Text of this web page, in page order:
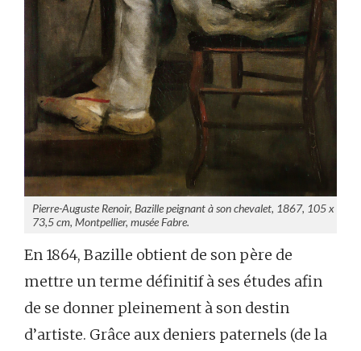
Pierre-Auguste Renoir, Bazille peignant à son chevalet, 1867, 105 x
73,5 cm, Montpellier, musée Fabre.
En 1864, Bazille obtient de son père de
mettre un terme définitif à ses études afin
de se donner pleinement à son destin
d’artiste. Grâce aux deniers paternels (de la